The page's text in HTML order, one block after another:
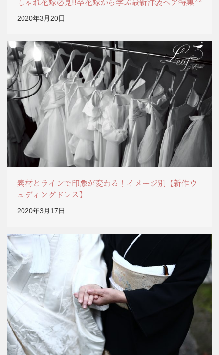
2020年3月20日
素材とラインで印象が変わる！イメージ別【新作ウ
ェディングドレス】
2020年3月17日